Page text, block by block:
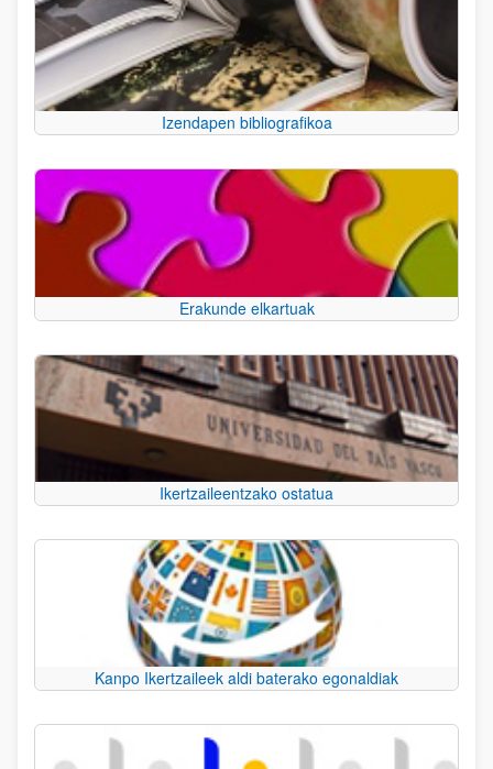
Izendapen bibliografikoa
Erakunde elkartuak
Ikertzaileentzako ostatua
Kanpo Ikertzaileek aldi baterako egonaldiak